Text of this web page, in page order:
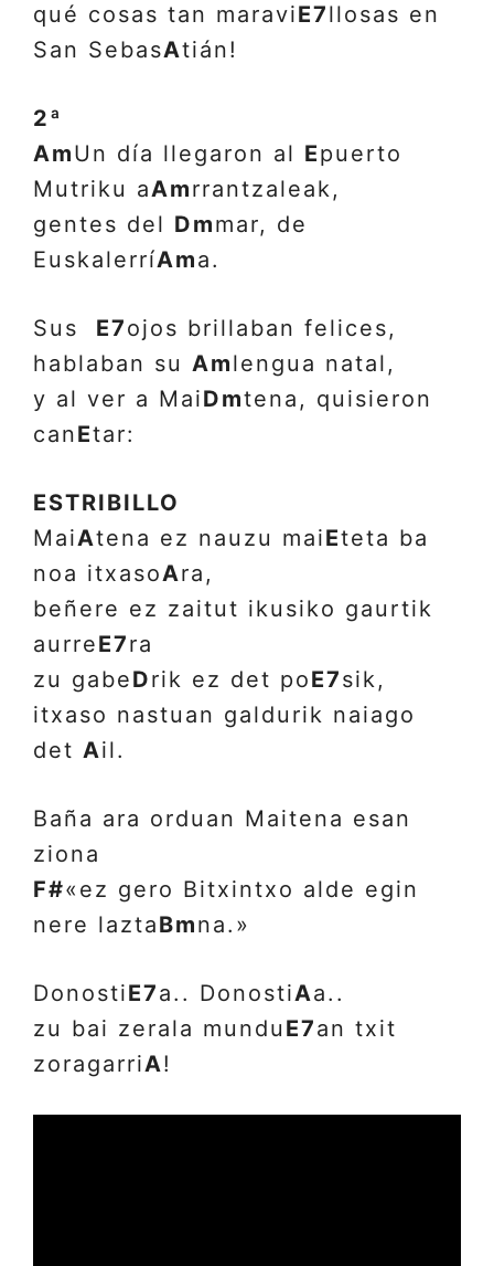
qué cosas tan maraviE7llosas en
San SebasAtián!
2ª
AmUn día llegaron al Epuerto
Mutriku aAmrrantzaleak,
gentes del Dmmar, de
EuskalerríAma.
Sus E7ojos brillaban felices,
hablaban su Amlengua natal,
y al ver a MaiDmtena, quisieron
canEtar:
ESTRIBILLO
MaiAtena ez nauzu maiEteta ba
noa itxasoAra,
beñere ez zaitut ikusiko gaurtik
aurreE7ra
zu gabeDrik ez det poE7sik,
itxaso nastuan galdurik naiago
det Ail.
Baña ara orduan Maitena esan
ziona
F#«ez gero Bitxintxo alde egin
nere laztaBmna.»
DonostiE7a.. DonostiAa..
zu bai zerala mundu E7an txit
zoragarriA!